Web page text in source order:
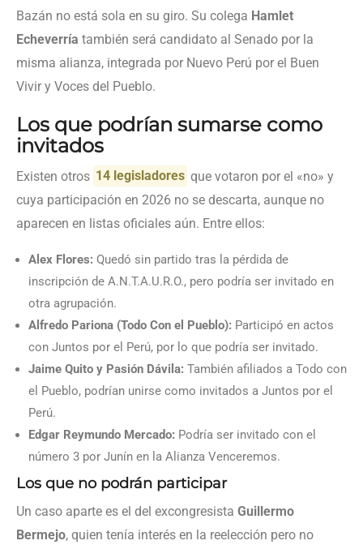
Bazán no está sola en su giro. Su colega Hamlet
Echeverría también será candidato al Senado por la
misma alianza, integrada por Nuevo Perú por el Buen
Vivir y Voces del Pueblo.
Los que podrían sumarse como
invitados
Existen otros 14 legisladores que votaron por el «no» y
cuya participación en 2026 no se descarta, aunque no
aparecen en listas oficiales aún. Entre ellos:
Alex Flores: Quedó sin partido tras la pérdida de
inscripción de A.N.T.A.U.R.O., pero podría ser invitado en
otra agrupación.
Alfredo Pariona (Todo Con el Pueblo): Participó en actos
con Juntos por el Perú, por lo que podría ser invitado.
Jaime Quito y Pasión Dávila: También afiliados a Todo con
el Pueblo, podrían unirse como invitados a Juntos por el
Perú.
Edgar Reymundo Mercado: Podría ser invitado con el
número 3 por Junín en la Alianza Venceremos.
Los que no podrán participar
Un caso aparte es el del excongresista Guillermo
Bermejo, quien tenía interés en la reelección pero no